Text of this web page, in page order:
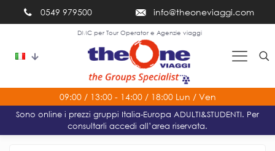
0549 979500 info@theoneviaggi.com
DMC per Tour Operator e Agenzie viaggi
09:00 / 13:00 - 14:00 / 18:00 Lun / Ven
Sono online i prezzi gruppi Italia-Europa ADULTI&STUDENTI. Per
consultarli accedi all’area riservata.